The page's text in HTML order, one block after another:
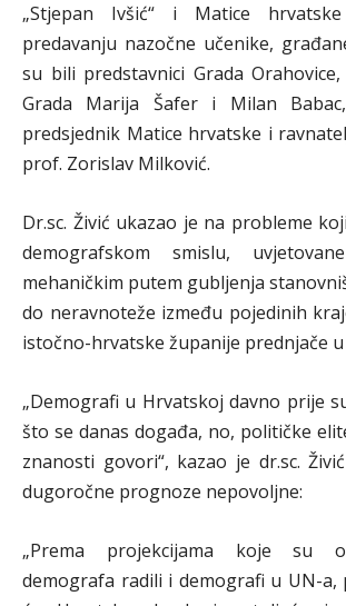
„Stjepan Ivšić“ i Matice
predavanju nazočne učenike,
su bili predstavnici Grada Orahovice,
Grada Marija Šafer i Milan
predsjednik Matice hrvatske i
prof. Zorislav Milković.
Dr.sc. Živić ukazao je na probleme
demografskom smislu,
mehaničkim putem gubljenja
do neravnoteže između pojedinih
istočno-hrvatske županije prednjače
„Demografi u Hrvatskoj davno prije
što se danas događa, no, političke
znanosti govori“, kazao je dr.sc.
dugoročne prognoze nepovoljne:
„Prema projekcijama koje su
demografa radili i demografi u UN-a,